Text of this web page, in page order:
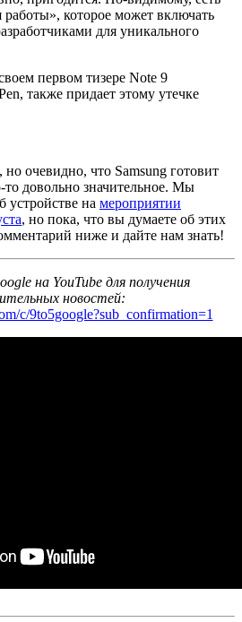
работы», которое может включать
для уникального
первом тизере Note 9
также придает этому утечке
очевидно, что Samsung готовит
то довольно значительное. Мы
устройстве на мероприятии
, но пока, что вы думаете об этих
ниже и дайте нам знать!
на YouTube для получения
новостей:
c/9to5google?sub_confirmation=1